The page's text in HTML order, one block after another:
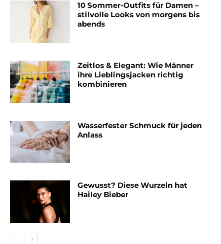
10 Sommer-Outfits für Damen –
stilvolle Looks von morgens bis
abends
Zeitlos & Elegant: Wie Männer
ihre Lieblingsjacken richtig
kombinieren
Wasserfester Schmuck für jeden
Anlass
Gewusst? Diese Wurzeln hat
Hailey Bieber